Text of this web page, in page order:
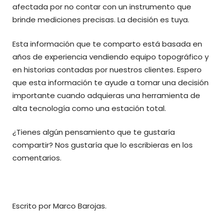
afectada por no contar con un instrumento que
brinde mediciones precisas. La decisión es tuya.
Esta información que te comparto está basada en
años de experiencia vendiendo equipo topográfico y
en historias contadas por nuestros clientes. Espero
que esta información te ayude a tomar una decisión
importante cuando adquieras una herramienta de
alta tecnología como una estación total.
¿Tienes algún pensamiento que te gustaría
compartir? Nos gustaría que lo escribieras en los
comentarios.
Escrito por Marco Barojas.